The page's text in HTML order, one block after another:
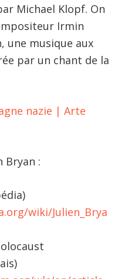
Michael Klopf. On
Irmin
une musique aux
par un chant de la
nazie | Arte
Bryan :
wiki/Julien_Brya